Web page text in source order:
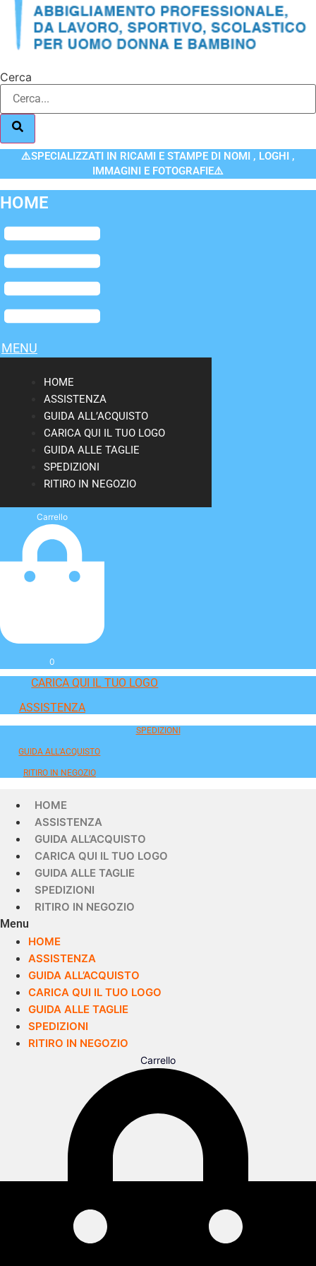
Cerca
⚠️SPECIALIZZATI IN RICAMI E STAMPE DI NOMI , LOGHI ,
IMMAGINI E FOTOGRAFIE⚠️
HOME
Flyout
Menu
MENU
HOME
ASSISTENZA
GUIDA ALL’ACQUISTO
CARICA QUI IL TUO LOGO
GUIDA ALLE TAGLIE
SPEDIZIONI
RITIRO IN NEGOZIO
Carrello
0
CARICA QUI IL TUO LOGO
ASSISTENZA
SPEDIZIONI
GUIDA ALL'ACQUISTO
RITIRO IN NEGOZIO
HOME
ASSISTENZA
GUIDA ALL’ACQUISTO
CARICA QUI IL TUO LOGO
GUIDA ALLE TAGLIE
SPEDIZIONI
RITIRO IN NEGOZIO
Menu
HOME
ASSISTENZA
GUIDA ALL’ACQUISTO
CARICA QUI IL TUO LOGO
GUIDA ALLE TAGLIE
SPEDIZIONI
RITIRO IN NEGOZIO
Carrello